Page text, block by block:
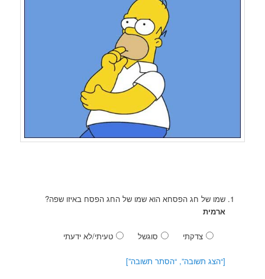
שמו של חג הפסחא הוא שמו של החג הפסח באיזו שפה?
ארמית
צדקתי סוגשל טעיתי/לא ידעתי
[“הצג תשובה”, “הסתר תשובה”]